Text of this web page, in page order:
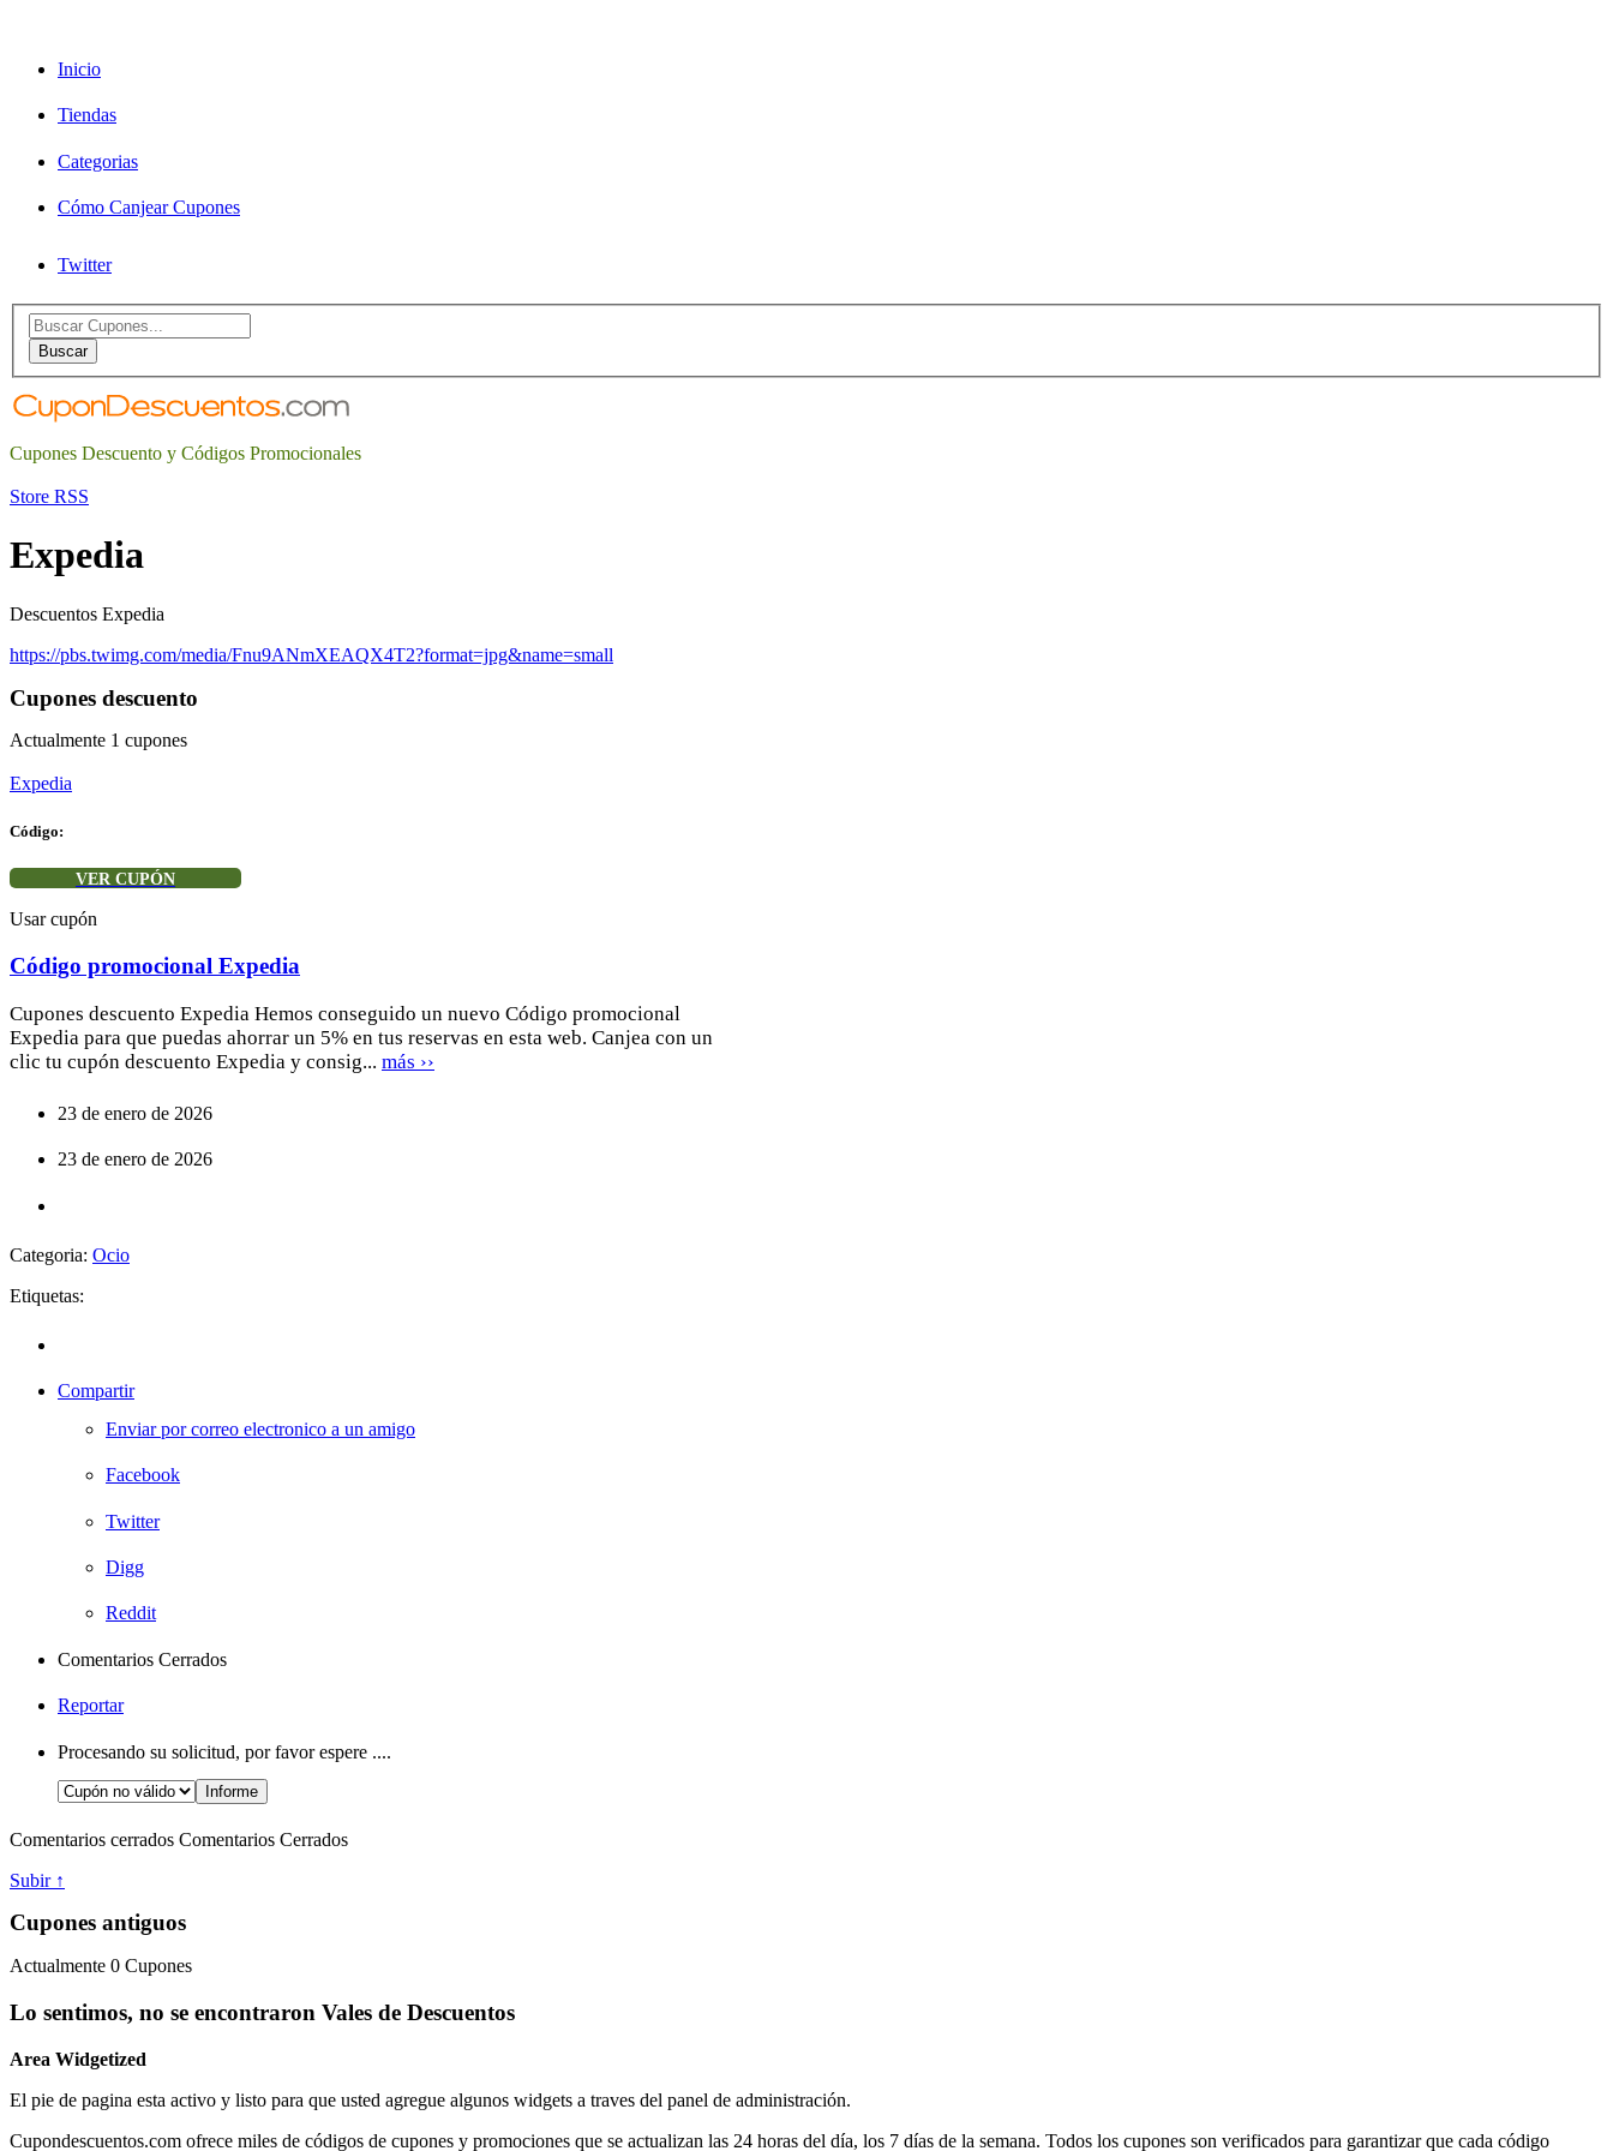
Inicio
Tiendas
Categorias
Cómo Canjear Cupones
Twitter
Search
for:Buscar
Cupones Descuento y Códigos Promocionales
Store RSS
Expedia
Descuentos Expedia
https://pbs.twimg.com/media/Fnu9ANmXEAQX4T2?format=jpg&name=small
Cupones descuento
Actualmente 1 cupones
Expedia
Código:
VER CUPÓN
Usar cupón
Código promocional Expedia
Cupones descuento Expedia Hemos conseguido un nuevo Código promocional
Expedia para que puedas ahorrar un 5% en tus reservas en esta web. Canjea con un
clic tu cupón descuento Expedia y consig... más ››
23 de enero de 2026
23 de enero de 2026
Categoria: Ocio
Etiquetas:
Compartir
Enviar por correo electronico a un amigo
Facebook
Twitter
Digg
Reddit
Comentarios Cerrados
Reportar
Procesando su solicitud, por favor espere ....
Comentarios cerrados Comentarios Cerrados
Subir ↑
Cupones antiguos
Actualmente 0 Cupones
Lo sentimos, no se encontraron Vales de Descuentos
Area Widgetized
El pie de pagina esta activo y listo para que usted agregue algunos widgets a traves del panel de administración.
Cupondescuentos.com ofrece miles de códigos de cupones y promociones que se actualizan las 24 horas del día, los 7 días de la semana. Todos los cupones son verificados para garantizar que cada código